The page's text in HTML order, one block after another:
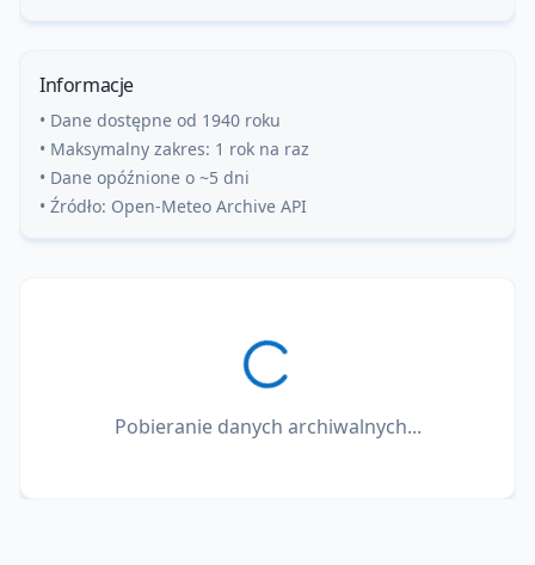
Informacje
• Dane dostępne od 1940 roku
• Maksymalny zakres: 1 rok na raz
• Dane opóźnione o ~5 dni
• Źródło: Open-Meteo Archive API
Pobieranie danych archiwalnych...